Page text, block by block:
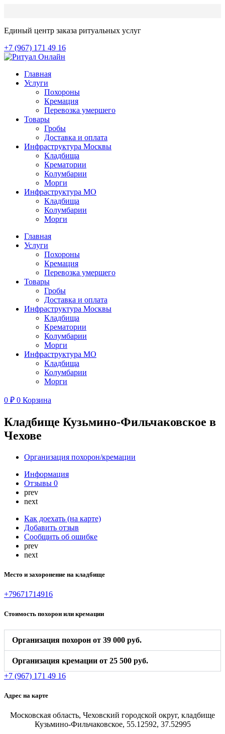
Единый центр заказа ритуальных услуг
+7 (967) 171 49 16
Главная
Услуги
Похороны
Кремация
Перевозка умершего
Товары
Гробы
Доставка и оплата
Инфраструктура Москвы
Кладбища
Крематории
Колумбарии
Морги
Инфраструктура МО
Кладбища
Колумбарии
Морги
Главная
Услуги
Похороны
Кремация
Перевозка умершего
Товары
Гробы
Доставка и оплата
Инфраструктура Москвы
Кладбища
Крематории
Колумбарии
Морги
Инфраструктура МО
Кладбища
Колумбарии
Морги
0 ₽ 0 Корзина
Кладбище Кузьмино-Фильчаковское в
Чехове
Организация похорон/кремации
Информация
Отзывы 0
prev
next
Как доехать (на карте)
Добавить отзыв
Сообщить об ошибке
prev
next
Место и захоронение на кладбище
+79671714916
Стоимость похорон или кремации
Организация похорон от 39 000 руб.
Организация кремации от 25 500 руб.
+7 (967) 171 49 16
Адрес на карте
Московская область, Чеховский городской округ, кладбище
Кузьмино-Фильчаковское, 55.12592, 37.52995